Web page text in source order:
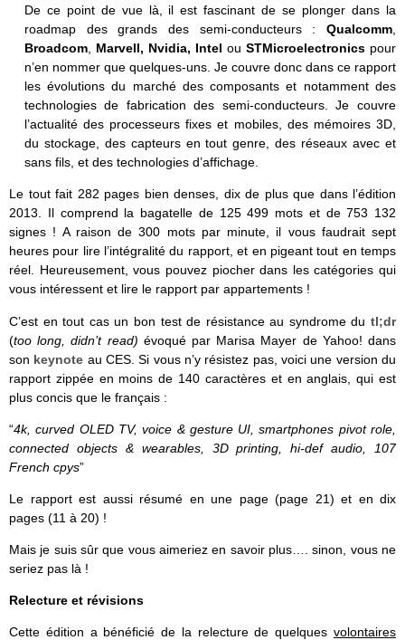
De ce point de vue là, il est fascinant de se plonger dans la
roadmap des grands des semi-conducteurs : Qualcomm,
Broadcom, Marvell, Nvidia, Intel ouSTMicroelectronics pour
n’en nommer que quelques-uns. Je couvre donc dans ce rapport
les évolutions du marché des composants et notamment des
technologies de fabrication des semi-conducteurs. Je couvre
l’actualité des processeurs fixes et mobiles, des mémoires 3D,
du stockage, des capteurs en tout genre, des réseaux avec et
sans fils, et des technologies d’affichage.
Le tout fait 282 pages bien denses, dix de plus que dans l’édition
2013. Il comprend la bagatelle de 125 499 mots et de 753 132
signes ! A raison de 300 mots par minute, il vous faudrait sept
heures pour lire l’intégralité du rapport, et en pigeant tout en temps
réel. Heureusement, vous pouvez piocher dans les catégories qui
vous intéressent et lire le rapport par appartements !
C’est en tout cas un bon test de résistance au syndrome du tl;dr
(too long, didn’t read) évoqué par Marisa Mayer de Yahoo! dans
son keynote au CES. Si vous n’y résistez pas, voici une version du
rapport zippée en moins de 140 caractères et en anglais, qui est
plus concis que le français :
“4k, curved OLED TV, voice & gesture UI, smartphones pivot role,
connected objects & wearables, 3D printing, hi-def audio, 107
French cpys”
Le rapport est aussi résumé en une page (page 21) et en dix
pages (11 à 20) !
Mais je suis sûr que vous aimeriez en savoir plus…. sinon, vous ne
seriez pas là !
Relecture et révisions
Cette édition a bénéficié de la relecture de quelques volontaires